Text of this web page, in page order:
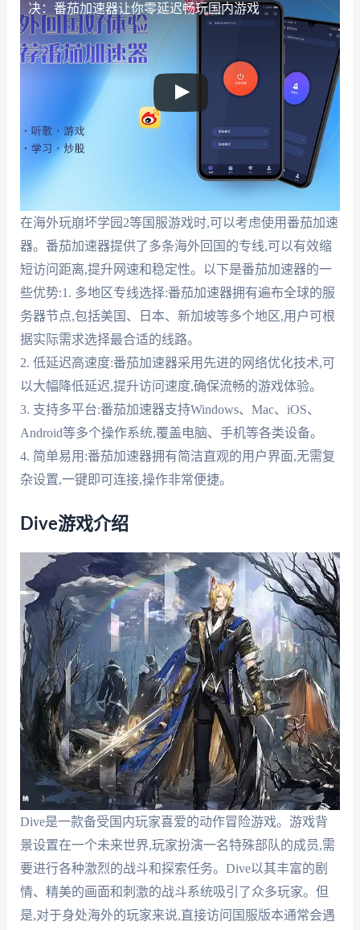
决：番茄加速器让你零延迟畅玩国内游戏
在海外玩崩坏学园2等国服游戏时,可以考虑使用番茄加速
器。番茄加速器提供了多条海外回国的专线,可以有效缩
短访问距离,提升网速和稳定性。以下是番茄加速器的一
些优势:1. 多地区专线选择:番茄加速器拥有遍布全球的服
务器节点,包括美国、日本、新加坡等多个地区,用户可根
据实际需求选择最合适的线路。
2. 低延迟高速度:番茄加速器采用先进的网络优化技术,可
以大幅降低延迟,提升访问速度,确保流畅的游戏体验。
3. 支持多平台:番茄加速器支持Windows、Mac、iOS、
Android等多个操作系统,覆盖电脑、手机等各类设备。
4. 简单易用:番茄加速器拥有简洁直观的用户界面,无需复
杂设置,一键即可连接,操作非常便捷。
Dive游戏介绍
Dive是一款备受国内玩家喜爱的动作冒险游戏。游戏背
景设置在一个未来世界,玩家扮演一名特殊部队的成员,需
要进行各种激烈的战斗和探索任务。Dive以其丰富的剧
情、精美的画面和刺激的战斗系统吸引了众多玩家。但
是,对于身处海外的玩家来说,直接访问国服版本通常会遇